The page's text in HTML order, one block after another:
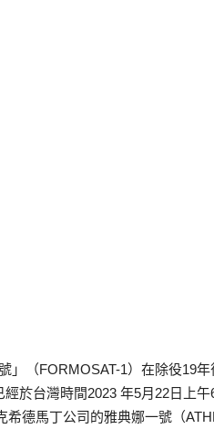
」（FORMOSAT-1）在除役19
於台灣時間2023 年5月22日上
希德馬丁公司的雅典娜一號（